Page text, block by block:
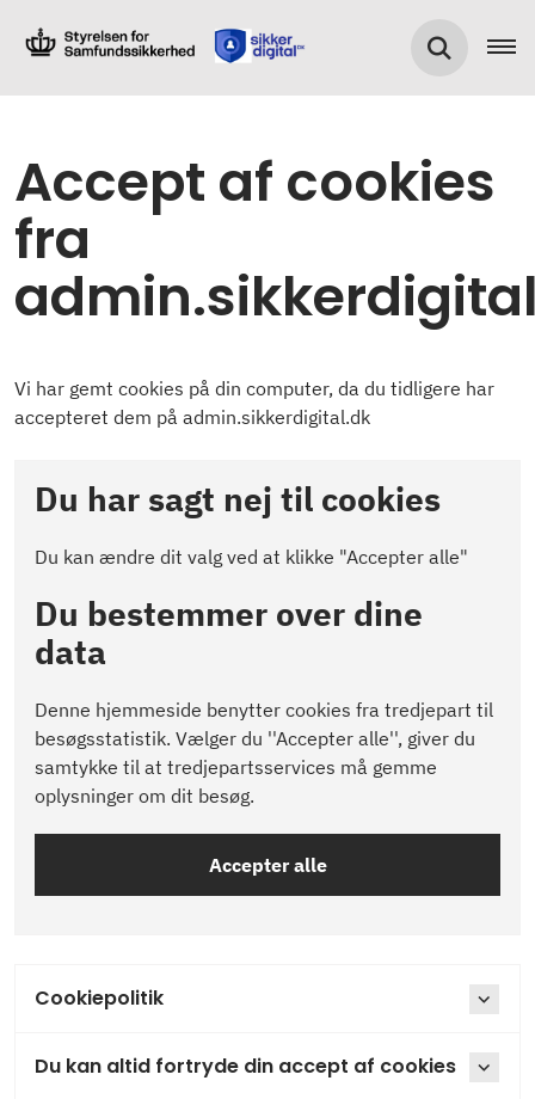
Accept af cookies
fra
Vi har gemt cookies på din computer, da du tidligere har
accepteret dem på admin.sikkerdigital.dk
Du har sagt nej til cookies
Du kan ændre dit valg ved at klikke "Accepter alle"
Du bestemmer over dine
data
Denne hjemmeside benytter cookies fra tredjepart til
besøgsstatistik. Vælger du ''Accepter alle'', giver du
samtykke til at tredjepartsservices må gemme
oplysninger om dit besøg.
Accepter alle
Cookiepolitik
Du kan altid fortryde din accept af cookies